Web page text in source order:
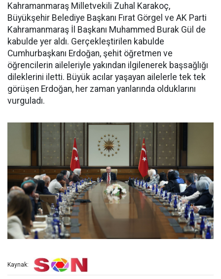
Kahramanmaraş Milletvekili Zuhal Karakoç,
Büyükşehir Belediye Başkanı Fırat Görgel ve AK Parti
Kahramanmaraş İl Başkanı Muhammed Burak Gül de
kabulde yer aldı. Gerçekleştirilen kabulde
Cumhurbaşkanı Erdoğan, şehit öğretmen ve
öğrencilerin aileleriyle yakından ilgilenerek başsağlığı
dileklerini iletti. Büyük acılar yaşayan ailelerle tek tek
görüşen Erdoğan, her zaman yanlarında olduklarını
vurguladı.
Kaynak: